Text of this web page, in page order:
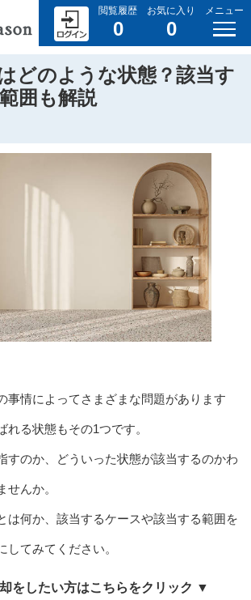
閲覧履歴
0
お気に入り
0
メニュー
どのような状態？該当す
囲も解説
事情によってさまざまな問題があります
れる状態もその1つです。
すのか、どういった状態が該当するのかわ
せんか。
は何か、該当するケースや該当する範囲を
してみてください。
をしたい方はこちらをクリック ▼